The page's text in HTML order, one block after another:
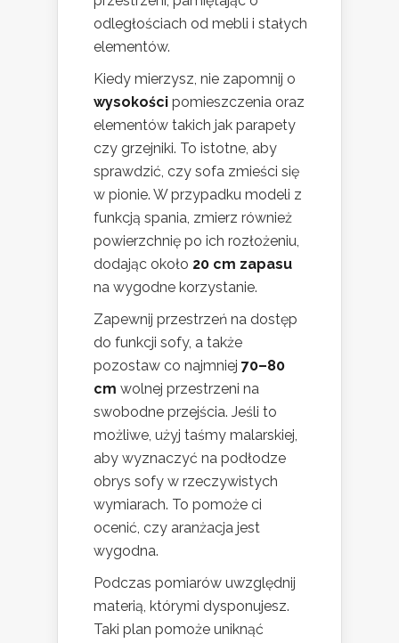
odległościach od mebli i stałych
elementów.
Kiedy mierzysz, nie zapomnij o
wysokości pomieszczenia oraz
elementów takich jak parapety
czy grzejniki. To istotne, aby
sprawdzić, czy sofa zmieści się
w pionie. W przypadku modeli z
funkcją spania, zmierz również
powierzchnię po ich rozłożeniu,
dodając około 20 cm zapasu
na wygodne korzystanie.
Zapewnij przestrzeń na dostęp
do funkcji sofy, a także
pozostaw co najmniej 70–80
cm wolnej przestrzeni na
swobodne przejścia. Jeśli to
możliwe, użyj taśmy malarskiej,
aby wyznaczyć na podłodze
obrys sofy w rzeczywistych
wymiarach. To pomoże ci
ocenić, czy aranżacja jest
wygodna.
Podczas pomiarów uwzględnij
materią, którymi dysponujesz.
Taki plan pomoże uniknąć